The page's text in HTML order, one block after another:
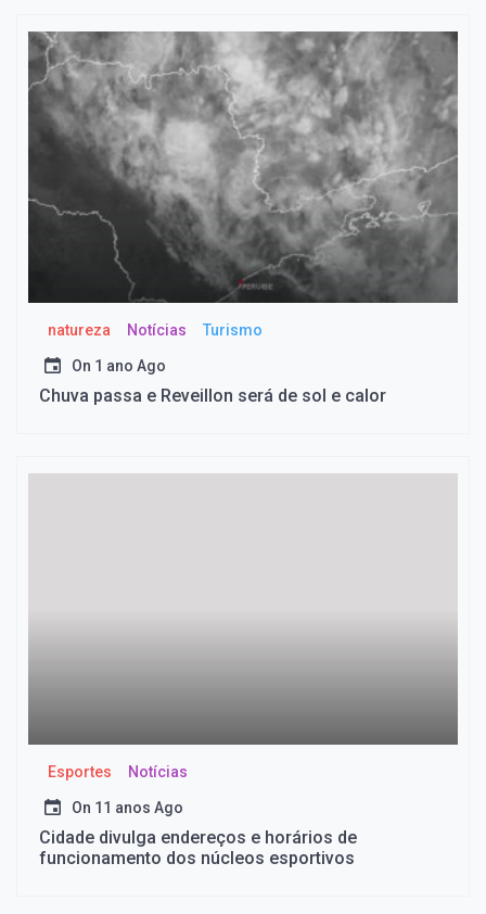
natureza Notícias Turismo
On 1 ano Ago
Chuva passa e Reveillon será de sol e calor
Esportes Notícias
On 11 anos Ago
Cidade divulga endereços e horários de
funcionamento dos núcleos esportivos